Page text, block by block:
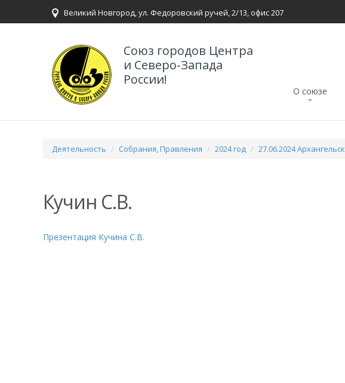
Великий Новгород, ул. Федоровский ручей, 2/13, офис 207
Союз городов Центра
и Северо-Запада
России!
О союзе
Деятельность Собрания, Правления 2024 год 27.06.2024 Архангельск
Кучин С.В.
Презентация Кучина С.В.